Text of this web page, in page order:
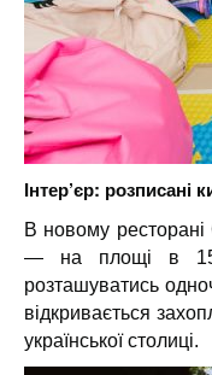
Інтер’єр:
В новому
— на площі в
розташуватись
відкривається
української столиці.